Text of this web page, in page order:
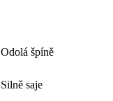
Odolá špíně
Silně saje